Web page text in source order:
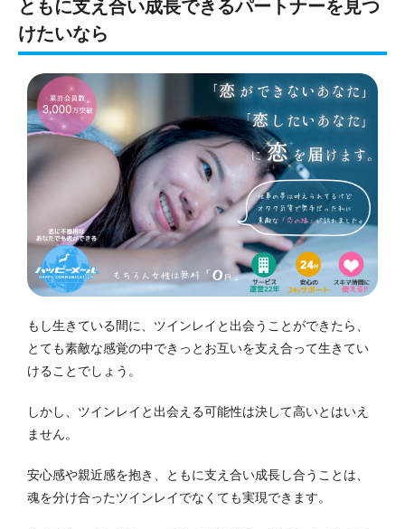
ともに支え合い成長できるパートナーを見つ
けたいなら
もし生きている間に、ツインレイと出会うことができたら、
とても素敵な感覚の中できっとお互いを支え合って生きてい
けることでしょう。
しかし、ツインレイと出会える可能性は決して高いとはいえ
ません。
安心感や親近感を抱き、ともに支え合い成長し合うことは、
魂を分け合ったツインレイでなくても実現できます。